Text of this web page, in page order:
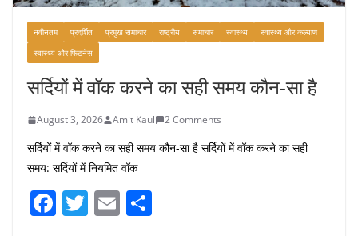
नवीनतम प्रदर्शित प्रमुख समाचार राष्ट्रीय समाचार स्वास्थ्य
स्वास्थ्य और कल्याण
स्वास्थ्य और फिटनेस
सर्दियों में वॉक करने का सही समय कौन-सा है
August 3, 2026 Amit Kaul 2 Comments
सर्दियों में वॉक करने का सही समय कौन-सा है सर्दियों में वॉक करने का सही
समय: सर्दियों में नियमित वॉक
F T E